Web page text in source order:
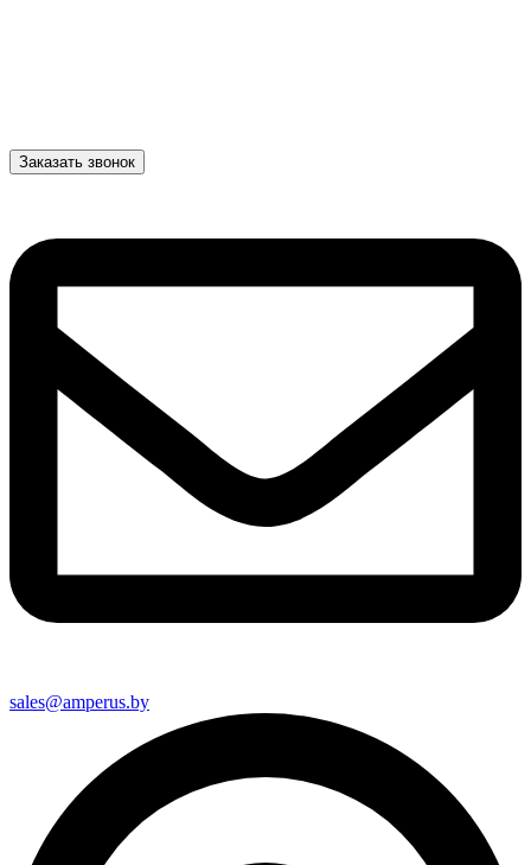
Заказать звонок
sales@amperus.by